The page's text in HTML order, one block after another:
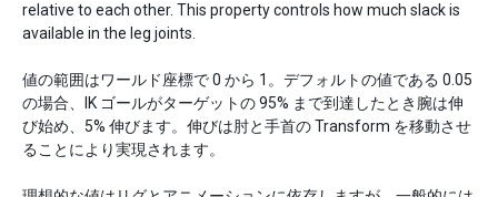
relative to each other. This property controls how much slack is
available in the leg joints.
値の範囲はワールド座標で 0 から 1。デフォルトの値である 0.05
の場合、IK ゴールがターゲットの 95% まで到達したとき腕は伸
び始め、5% 伸びます。伸びは肘と手首の Transform を移動させ
ることにより実現されます。